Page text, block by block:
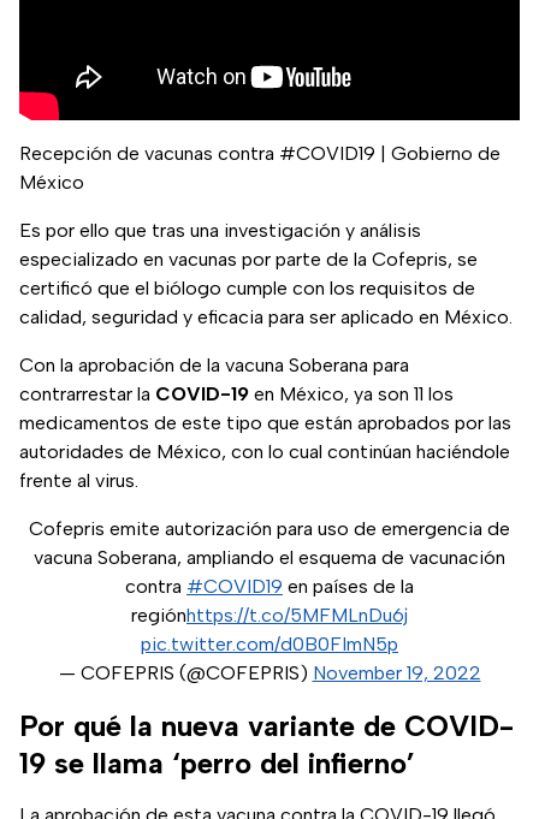
Recepción de vacunas contra #COVID19 | Gobierno de
México
Es por ello que tras una investigación y análisis
especializado en vacunas por parte de la Cofepris, se
certificó que el biólogo cumple con los requisitos de
calidad, seguridad y eficacia para ser aplicado en México.
Con la aprobación de la vacuna Soberana para
contrarrestar la COVID-19 en México, ya son 11 los
medicamentos de este tipo que están aprobados por las
autoridades de México, con lo cual continúan haciéndole
frente al virus.
Cofepris emite autorización para uso de emergencia de
vacuna Soberana, ampliando el esquema de vacunación
contra #COVID19 en países de la
regiónhttps://t.co/5MFMLnDu6j
pic.twitter.com/d0B0FImN5p
— COFEPRIS (@COFEPRIS) November 19, 2022
Por qué la nueva variante de COVID-
19 se llama ‘perro del infierno’